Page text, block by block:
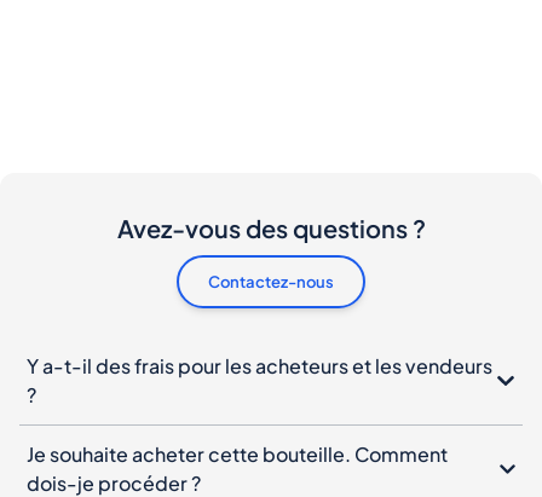
Avez-vous des questions ?
Contactez-nous
Y a-t-il des frais pour les acheteurs et les vendeurs
?
Je souhaite acheter cette bouteille. Comment
dois-je procéder ?